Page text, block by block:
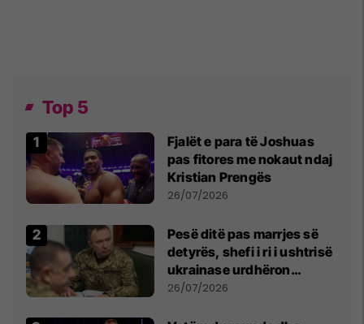
Top 5
Fjalët e para të Joshuas
pas fitores me nokaut ndaj
Kristian Prengës
26/07/2026
Pesë ditë pas marrjes së
detyrës, shefi i ri i ushtrisë
ukrainase urdhëron
kontroll të madh
26/07/2026